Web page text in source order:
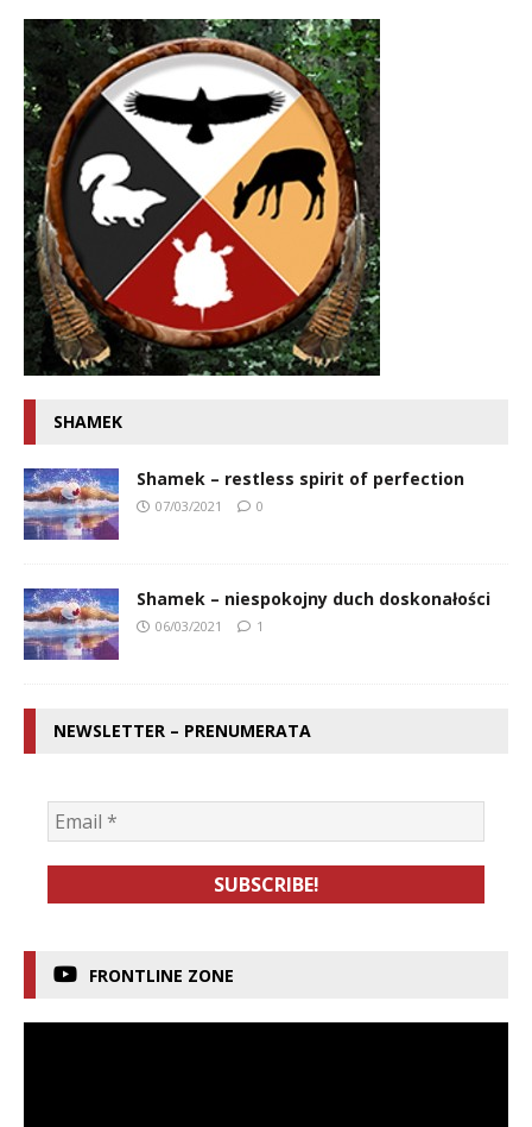
SHAMEK
Shamek – restless spirit of perfection
07/03/2021 0
Shamek – niespokojny duch doskonałości
06/03/2021 1
NEWSLETTER – PRENUMERATA
FRONTLINE ZONE